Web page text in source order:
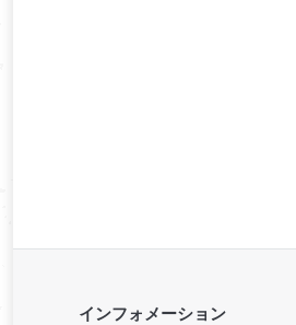
インフォメーション